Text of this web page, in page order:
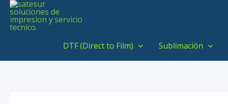
DTF (Direct to Film) Sublimación